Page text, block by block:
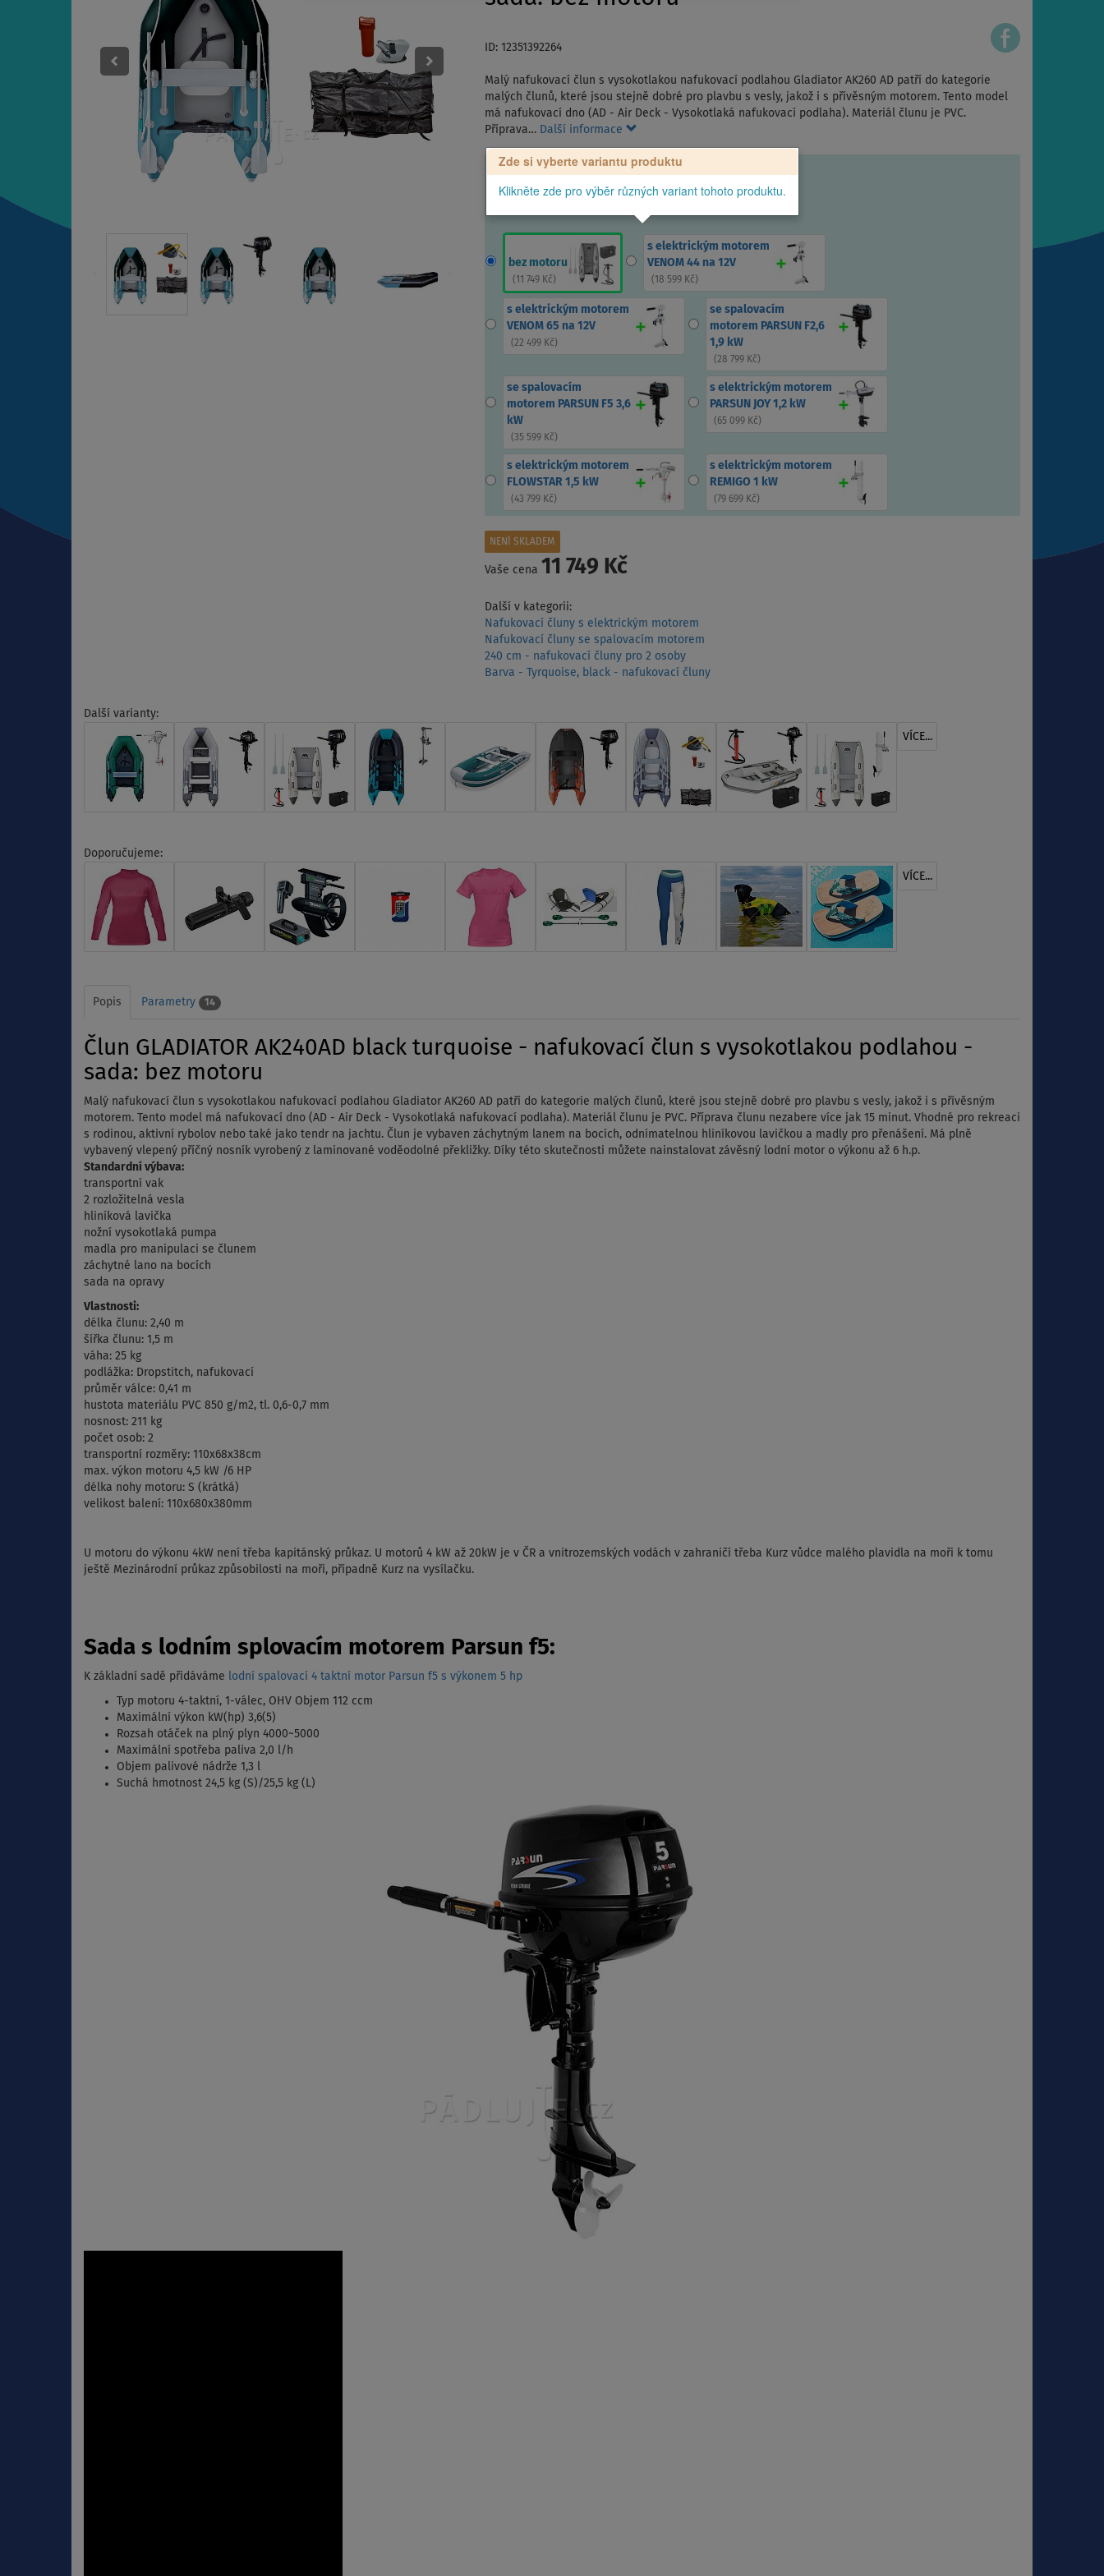
ID: 12351392264
Malý nafukovací člun s vysokotlakou nafukovací podlahou Gladiator AK260 AD patří do kategorie
malých člunů, které jsou stejně dobré pro plavbu s vesly, jakož i s přívěsným motorem. Tento model
má nafukovací dno (AD - Air Deck - Vysokotlaká nafukovací podlaha). Materiál člunu je PVC.
Příprava… Další informace
Zde si vyberte variantu produktu
Klikněte zde pro výběr různých variant tohoto produktu.
bez motoru
( 11 749 Kč)
s elektrickým motorem
VENOM 44 na 12V
( 18 599 Kč)
s elektrickým motorem
VENOM 65 na 12V
(22 499 Kč)
se spalovacím
motorem PARSUN F2,6
1,9 kW
(28 799 Kč)
se spalovacím
motorem PARSUN F5 3,6
kW
(35 599 Kč)
s elektrickým motorem
PARSUN JOY 1,2 kW
( 65 099 Kč)
s elektrickým motorem
FLOWSTAR 1,5 kW
(43 799 Kč)
s elektrickým motorem
REMIGO 1 kW
( 79 699 Kč)
NENÍ SKLADEM
Vaše cena 11 749 Kč
Další v kategorii:
Nafukovací čluny s elektrickým motorem
Nafukovací čluny se spalovacím motorem
240 cm - nafukovací čluny pro 2 osoby
Barva - Tyrquoise, black - nafukovací čluny
Další varianty:
VÍCE...
Doporučujeme:
VÍCE...
Popis Parametry 14
Člun GLADIATOR AK240AD black turquoise - nafukovací člun s vysokotlakou podlahou -
sada: bez motoru
Malý nafukovací člun s vysokotlakou nafukovací podlahou Gladiator AK260 AD patří do kategorie malých člunů, které jsou stejně dobré pro plavbu s vesly, jakož i s přívěsným
motorem. Tento model má nafukovací dno (AD - Air Deck - Vysokotlaká nafukovací podlaha). Materiál člunu je PVC. Příprava člunu nezabere více jak 15 minut. Vhodné pro rekreaci
s rodinou, aktivní rybolov nebo také jako tendr na jachtu. Člun je vybaven záchytným lanem na bocích, odnímatelnou hliníkovou lavičkou a madly pro přenášení. Má plně
vybavený vlepený příčný nosník vyrobený z laminované voděodolné překližky. Díky této skutečnosti můžete nainstalovat závěsný lodní motor o výkonu až 6 h.p.
Standardní výbava:
transportní vak
2 rozložitelná vesla
hliníková lavička
nožní vysokotlaká pumpa
madla pro manipulaci se člunem
záchytné lano na bocích
sada na opravy
Vlastnosti:
délka člunu: 2,40 m
šířka člunu: 1,5 m
váha: 25 kg
podlážka: Dropstitch, nafukovací
průměr válce: 0,41 m
hustota materiálu PVC 850 g/m2, tl. 0,6-0,7 mm
nosnost: 211 kg
počet osob: 2
transportní rozměry: 110x68x38cm
max. výkon motoru 4,5 kW /6 HP
délka nohy motoru: S (krátká)
velikost balení: 110x680x380mm
U motoru do výkonu 4kW není třeba kapitánský průkaz. U motorů 4 kW až 20kW je v ČR a vnitrozemských vodách v zahraničí třeba Kurz vůdce malého plavidla na moři k tomu
ještě Mezinárodní průkaz způsobilosti na moři, případně Kurz na vysílačku.
Sada s lodním splovacím motorem Parsun f5:
K základní sadě přidáváme lodní spalovací 4 taktní motor Parsun f5 s výkonem 5 hp
Typ motoru 4-taktní, 1-válec, OHV Objem 112 ccm
Maximální výkon kW(hp) 3,6(5)
Rozsah otáček na plný plyn 4000~5000
Maximální spotřeba paliva 2,0 l/h
Objem palivové nádrže 1,3 l
Suchá hmotnost 24,5 kg (S)/25,5 kg (L)